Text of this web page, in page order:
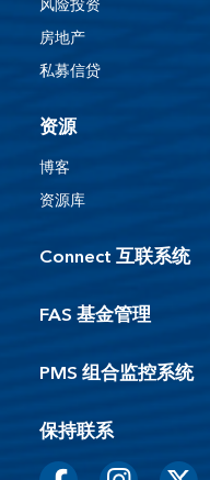
风险投资
房地产
私募信贷
资源
博客
资源库
Connect 互联系统
FAS 基金管理
PMS 组合监控系统
保持联系